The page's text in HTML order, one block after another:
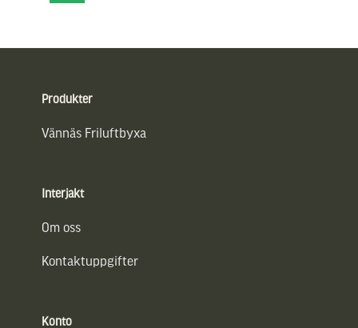
Produkter
Vännäs Friluftbyxa
Interjakt
Om oss
Kontaktuppgifter
Konto